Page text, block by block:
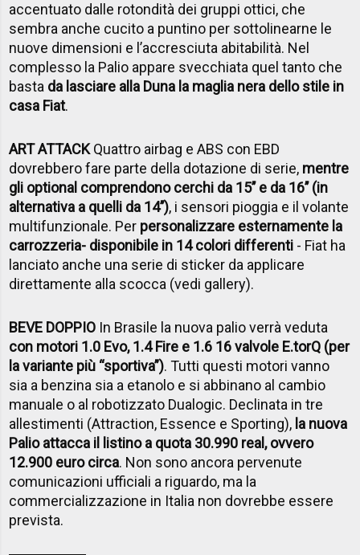
accentuato dalle rotondità dei gruppi ottici, che
sembra anche cucito a puntino per sottolinearne le
nuove dimensioni e l’accresciuta abitabilità. Nel
complesso la Palio appare svecchiata quel tanto che
basta da lasciare alla Duna la maglia nera dello stile in
casa Fiat.
ART ATTACKQuattro airbag e ABS con EBD
dovrebbero fare parte della dotazione di serie, mentre
gli optional comprendono cerchi da 15’’ e da 16’’ (in
alternativa a quelli da 14’’), i sensori pioggia e il volante
multifunzionale. Per personalizzare esternamente la
carrozzeria- disponibile in 14 colori differenti - Fiat ha
lanciato anche una serie di sticker da applicare
direttamente alla scocca (vedi gallery).
BEVE DOPPIO In Brasile la nuova palio verrà veduta
con motori 1.0 Evo, 1.4 Fire e 1.6 16 valvole E.torQ (per
la variante più “sportiva”). Tutti questi motori vanno
sia a benzina sia a etanolo e si abbinano al cambio
manuale o al robotizzato Dualogic. Declinata in tre
allestimenti (Attraction, Essence e Sporting), la nuova
Palio attacca il listino a quota 30.990 real, ovvero
12.900 euro circa. Non sono ancora pervenute
comunicazioni ufficiali a riguardo, ma la
commercializzazione in Italia non dovrebbe essere
prevista.